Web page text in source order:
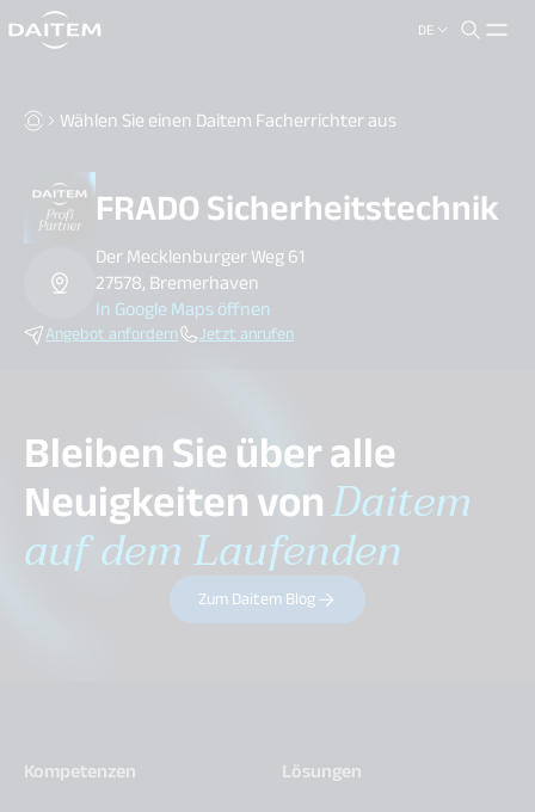
DE
search.label
Wählen Sie einen Daitem Facherrichter aus
FRADO Sicherheitstechnik
Der Mecklenburger Weg 61
27578, Bremerhaven
In Google Maps öffnen
Angebot anfordern Jetzt anrufen
Bleiben Sie über alle
Neuigkeiten vonDaitem
auf dem Laufenden
Zum Daitem Blog
Kompetenzen
Lösungen